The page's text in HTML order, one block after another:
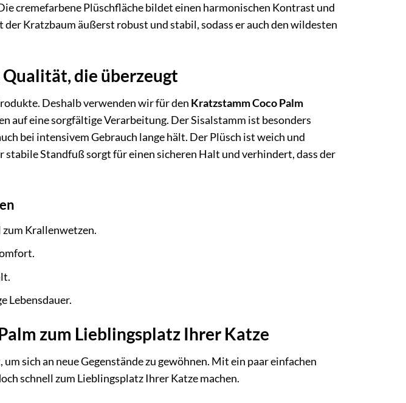
cremefarbene Plüschfläche bildet einen harmonischen Kontrast und
Kratzbaum äußerst robust und stabil, sodass er auch den wildesten
die überzeugt
Deshalb verwenden wir für den Kratzstamm Coco Palm
auf eine sorgfältige Verarbeitung. Der Sisalstamm ist besonders
bei intensivem Gebrauch lange hält. Der Plüsch ist weich und
stabile Standfuß sorgt für einen sicheren Halt und verhindert, dass der
Krallenwetzen.
Lebensdauer.
zum Lieblingsplatz Ihrer Katze
sich an neue Gegenstände zu gewöhnen. Mit ein paar einfachen
schnell zum Lieblingsplatz Ihrer Katze machen.